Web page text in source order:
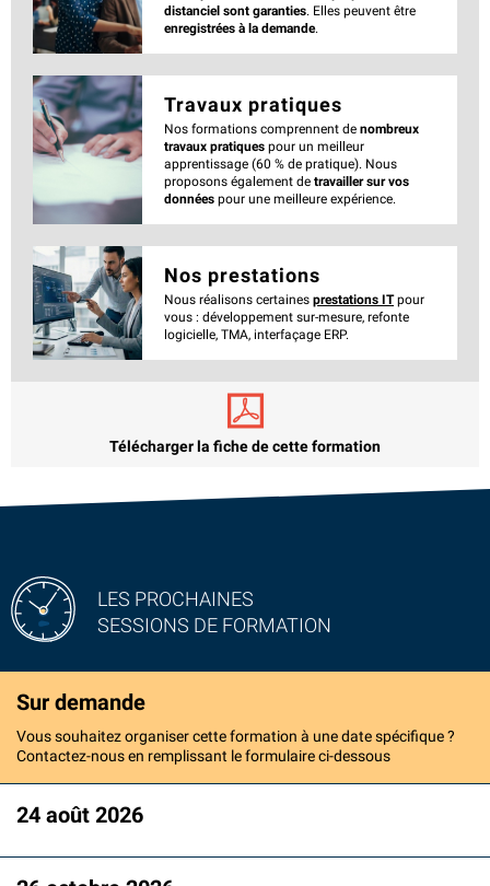
distanciel sont garanties. Elles peuvent être
enregistrées à la demande.
Travaux pratiques
Nos formations comprennent de nombreux
travaux pratiques pour un meilleur
apprentissage (60 % de pratique). Nous
proposons également de travailler sur vos
données pour une meilleure expérience.
Nos prestations
Nous réalisons certaines prestations ITpour
vous : développement sur-mesure, refonte
logicielle, TMA, interfaçage ERP.
Télécharger la fiche de cette formation
LES PROCHAINES
SESSIONS DE FORMATION
Sur demande
Vous souhaitez organiser cette formation à une date spécifique ?
Contactez-nous en remplissant le formulaire ci-dessous
24 août 2026